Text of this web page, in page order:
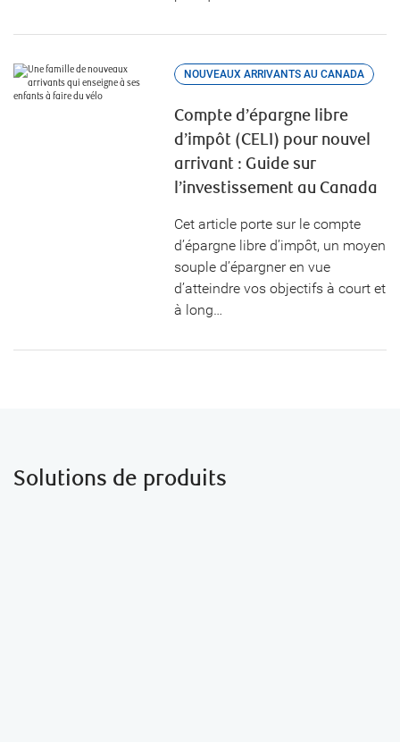
NOUVEAUX ARRIVANTS AU CANADA
Compte d’épargne libre
d’impôt (CELI) pour nouvel
arrivant : Guide sur
l’investissement au Canada
Cet article porte sur le compte
d’épargne libre d’impôt, un moyen
souple d’épargner en vue
d’atteindre vos objectifs à court et
à long…
Solutions de produits